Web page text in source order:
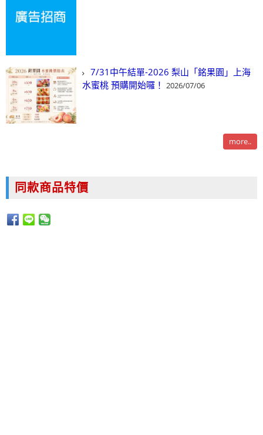
7/31中午結單-2026 梨山「銘果園」上海
水蜜桃 預購開始囉！ 2026/07/06
more..
同款商品特價